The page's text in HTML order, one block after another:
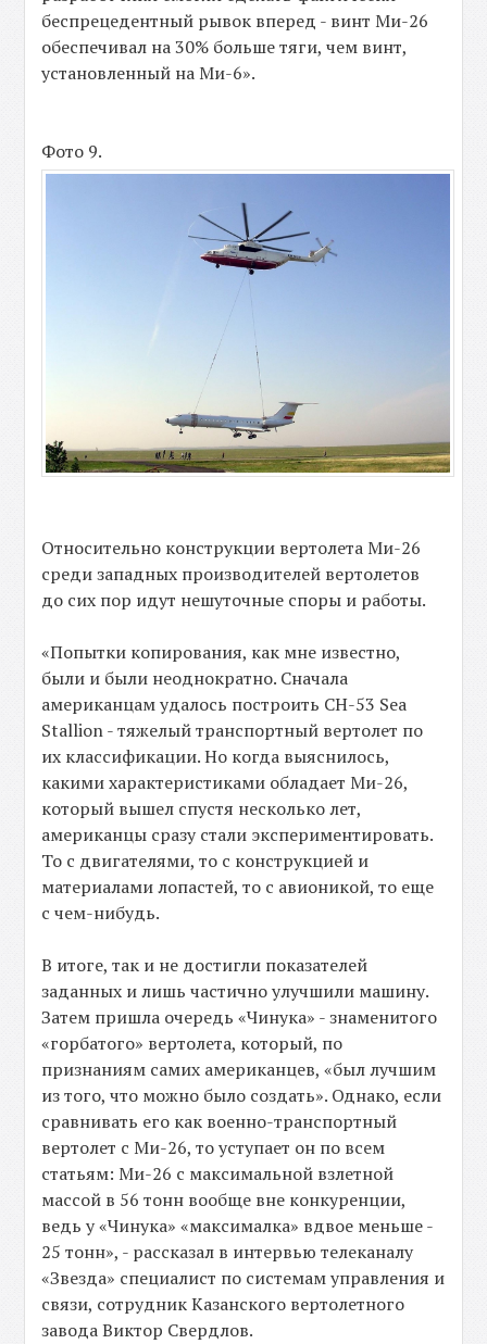
беспрецедентный рывок вперед - винт Ми-26
обеспечивал на 30% больше тяги, чем винт,
установленный на Ми-6».
Фото 9.
Относительно конструкции вертолета Ми-26
среди западных производителей вертолетов
до сих пор идут нешуточные споры и работы.
«Попытки копирования, как мне известно,
были и были неоднократно. Сначала
американцам удалось построить CH-53 Sea
Stallion - тяжелый транспортный вертолет по
их классификации. Но когда выяснилось,
какими характеристиками обладает Ми-26,
который вышел спустя несколько лет,
американцы сразу стали экспериментировать.
То с двигателями, то с конструкцией и
материалами лопастей, то с авионикой, то еще
с чем-нибудь.
В итоге, так и не достигли показателей
заданных и лишь частично улучшили машину.
Затем пришла очередь «Чинука» - знаменитого
«горбатого» вертолета, который, по
признаниям самих американцев, «был лучшим
из того, что можно было создать». Однако, если
сравнивать его как военно-транспортный
вертолет с Ми-26, то уступает он по всем
статьям: Ми-26 с максимальной взлетной
массой в 56 тонн вообще вне конкуренции,
ведь у «Чинука» «максималка» вдвое меньше -
25 тонн», - рассказал в интервью телеканалу
«Звезда» специалист по системам управления и
связи, сотрудник Казанского вертолетного
завода Виктор Свердлов.